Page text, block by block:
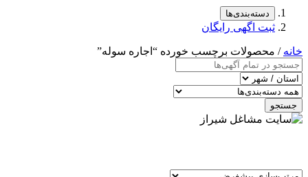
دسته‌بندی‌ها
ثبت اگهی رایگان
خانه / محصولات برچسب خورده “اجاره سوله”
جستجو